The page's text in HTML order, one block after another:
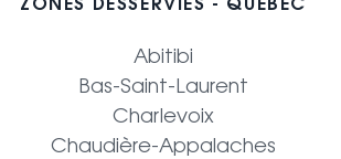
ZONES DESSERVIES - QUÉBEC
Abitibi
Bas-Saint-Laurent
Charlevoix
Chaudière-Appalaches